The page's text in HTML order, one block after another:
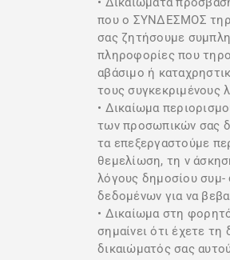
που ο ΣΥΝΔΕΣΜΟΣ
σας ζητήσουμε
πληροφορίες που
αβάσιμο ή
τους συγκεκριμένους
• Δικαίωμα
των προσωπικών σας
τα επεξεργαστούμε
θεμελίωση, τη ν
λόγους δημοσίου συμ-
δεδομένων για να
• Δικαίωμα στη
σημαίνει ότι έχετε
δικαιώματός σας